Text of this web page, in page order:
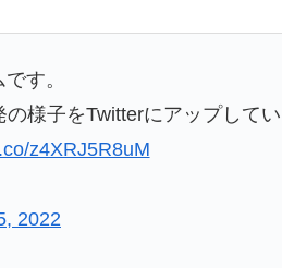
す。
様子をTwitterにアップしてい
z4XRJ5R8uM
2022